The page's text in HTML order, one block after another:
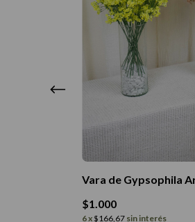
Vara de Gypsophila
$1.000
6x$166,67 sin interés